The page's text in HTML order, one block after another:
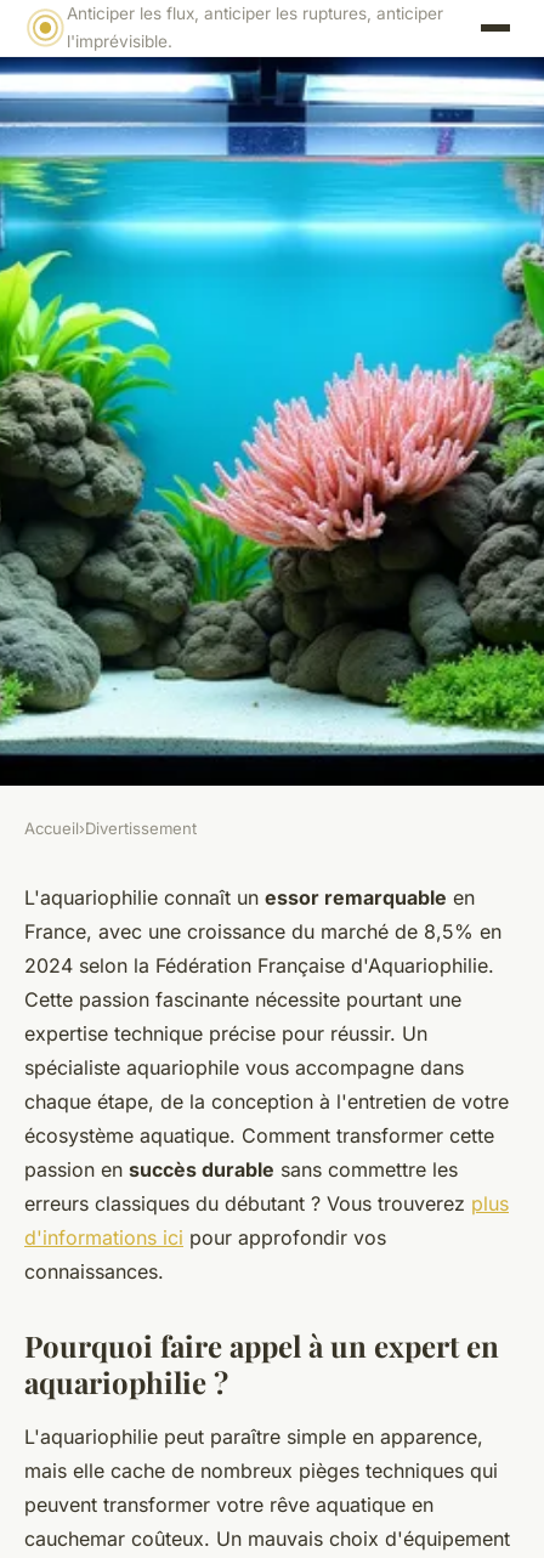
Anticiper les flux, anticiper les ruptures, anticiper
l'imprévisible.
Comprendre l'univers
aquatique avec un spécialiste
aquariophilie
Sacha•6 février 2026• 8 min de lecture
Accueil›Divertissement
L'aquariophilie connaît un essor remarquable en
France, avec une croissance du marché de 8,5% en
2024 selon la Fédération Française d'Aquariophilie.
Cette passion fascinante nécessite pourtant une
expertise technique précise pour réussir. Un
spécialiste aquariophile vous accompagne dans
chaque étape, de la conception à l'entretien de votre
écosystème aquatique. Comment transformer cette
passion en succès durable sans commettre les
erreurs classiques du débutant ? Vous trouverez plus
d'informations ici pour approfondir vos
connaissances.
Pourquoi faire appel à un expert en
aquariophilie ?
L'aquariophilie peut paraître simple en apparence,
mais elle cache de nombreux pièges techniques qui
peuvent transformer votre rêve aquatique en
cauchemar coûteux. Un mauvais choix d'équipement